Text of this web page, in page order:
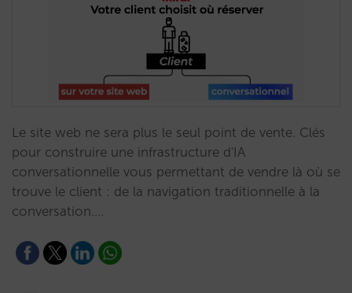
Le site web ne sera plus le seul point de vente. Clés
pour construire une infrastructure d'IA
conversationnelle vous permettant de vendre là où se
trouve le client : de la navigation traditionnelle à la
conversation.…